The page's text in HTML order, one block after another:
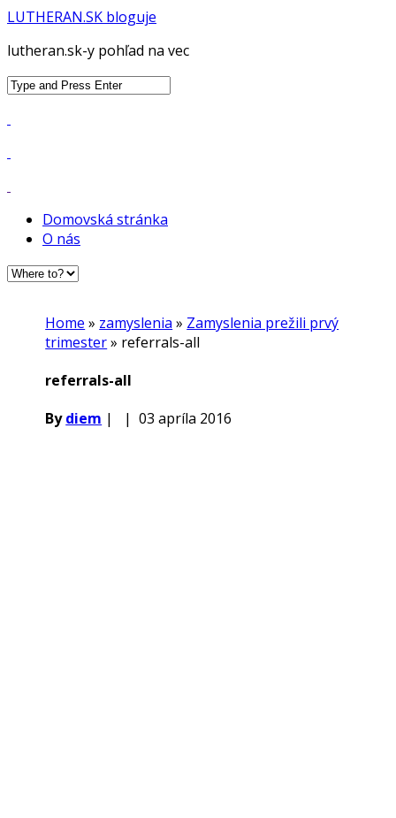
LUTHERAN.SK bloguje
lutheran.sk-y pohľad na vec
Search
Domovská stránka
O nás
Home » zamyslenia » Zamyslenia prežili prvý
trimester» referrals-all
referrals-all
Bydiem | |03 apríla 2016